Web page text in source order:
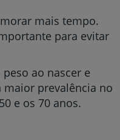
mais tempo.
para evitar
ao nascer e
prevalência no
e os 70 anos.